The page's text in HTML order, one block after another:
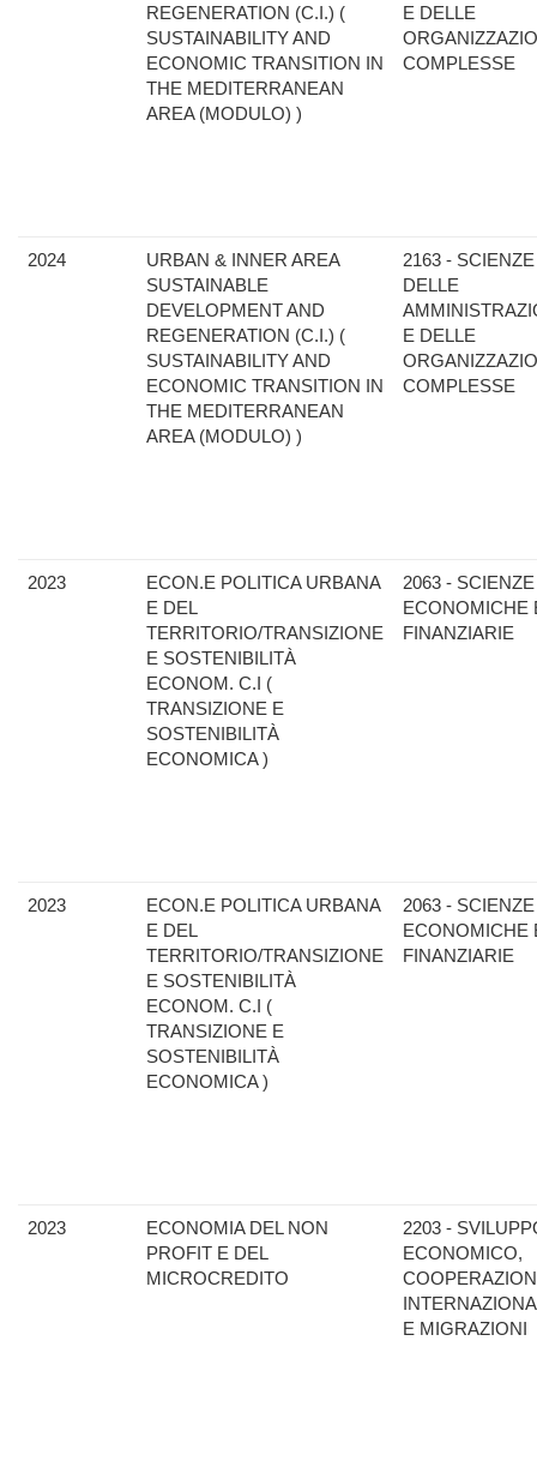
REGENERATION (C.I.) (
SUSTAINABILITY AND
ECONOMIC TRANSITION IN
THE MEDITERRANEAN
AREA (MODULO) )
E DELLE
COMPLESSE
2024
URBAN & INNER AREA
SUSTAINABLE
DEVELOPMENT AND
REGENERATION (C.I.) (
SUSTAINABILITY AND
ECONOMIC TRANSITION IN
THE MEDITERRANEAN
AREA (MODULO) )
2163 - SCIENZE
DELLE
E DELLE
COMPLESSE
2023
ECON.E POLITICA URBANA
E DEL
TERRITORIO/TRANSIZIONE
E SOSTENIBILITÀ
ECONOM. C.I (
TRANSIZIONE E
SOSTENIBILITÀ
ECONOMICA )
2063 - SCIENZE
ECONOMICHE
FINANZIARIE
2023
ECON.E POLITICA URBANA
E DEL
TERRITORIO/TRANSIZIONE
E SOSTENIBILITÀ
ECONOM. C.I (
TRANSIZIONE E
SOSTENIBILITÀ
ECONOMICA )
2063 - SCIENZE
ECONOMICHE
FINANZIARIE
2023
ECONOMIA DEL NON
PROFIT E DEL
MICROCREDITO
2203 -
ECONOMICO,
E MIGRAZIONI